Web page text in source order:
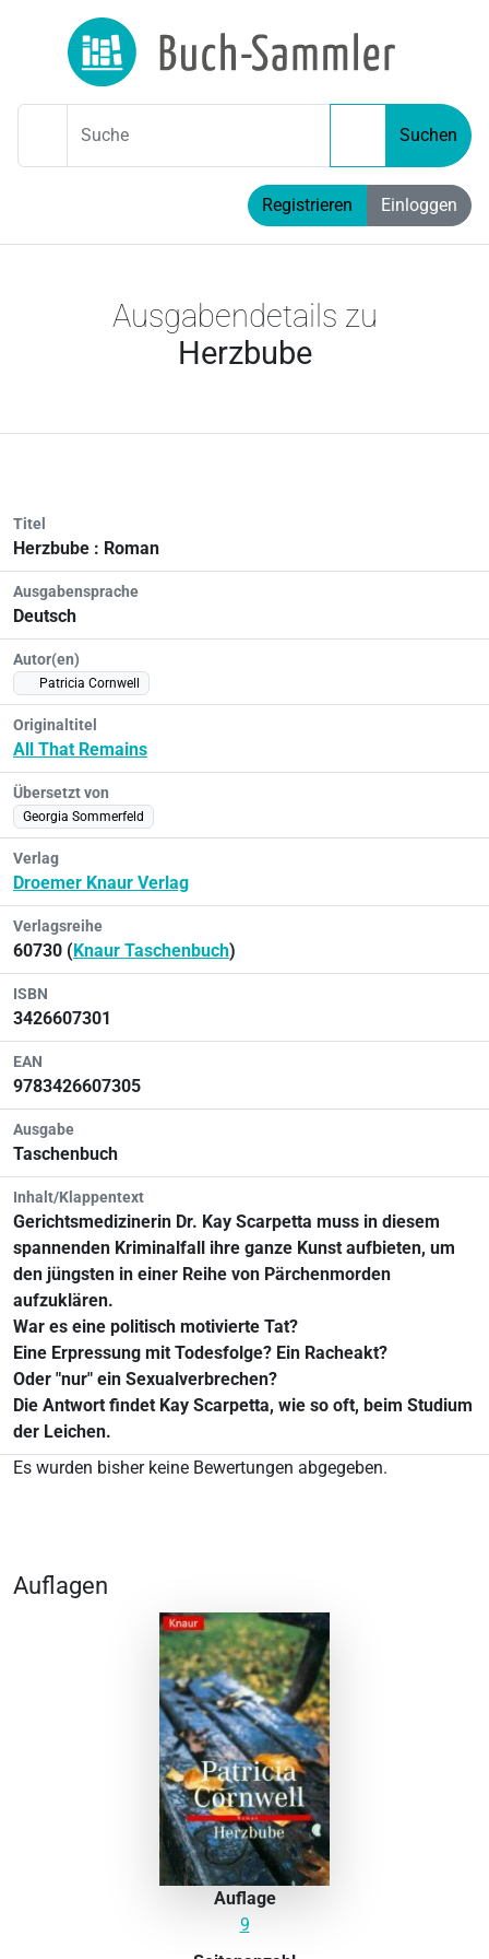
Suche Suchen
Registrieren Einloggen
Ausgabendetails zu
Herzbube
Titel
Herzbube : Roman
Ausgabensprache
Deutsch
Autor(en)
Patricia Cornwell
Originaltitel
All That Remains
Übersetzt von
Georgia Sommerfeld
Verlag
Droemer Knaur Verlag
Verlagsreihe
60730 ( Knaur Taschenbuch)
ISBN
3426607301
EAN
9783426607305
Ausgabe
Taschenbuch
Inhalt/Klappentext
Gerichtsmedizinerin Dr. Kay Scarpetta muss in diesem
spannenden Kriminalfall ihre ganze Kunst aufbieten, um
den jüngsten in einer Reihe von Pärchenmorden
aufzuklären.
War es eine politisch motivierte Tat?
Eine Erpressung mit Todesfolge? Ein Racheakt?
Oder "nur" ein Sexualverbrechen?
Die Antwort findet Kay Scarpetta, wie so oft, beim Studium
der Leichen.
Es wurden bisher keine Bewertungen abgegeben.
Auflagen
Auflage
9